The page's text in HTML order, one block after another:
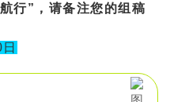
行” ，请备注您的组稿